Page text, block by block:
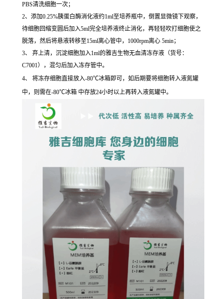
PBS清洗细胞一次；
2、添加0.25%胰蛋白酶消化液约1ml至培养瓶中，倒置显微镜下观察，
待细胞回缩变圆后加入5ml完全培养液终止消化，再轻轻吹打细胞使之
脱落，然后将悬液转移至15ml离心管中，1000rpm离心 5min；
3、 弃上清，沉淀细胞加入1ml的雅吉生物无血清冻存液（货号：
C7001），混匀后加入冻存管中。
4、 将冻存细胞直接放入-80℃冰箱即可，如后期要将细胞转入液氮罐
中，则需在-80℃冰箱 中存放24小时以上再转入液氮罐中。